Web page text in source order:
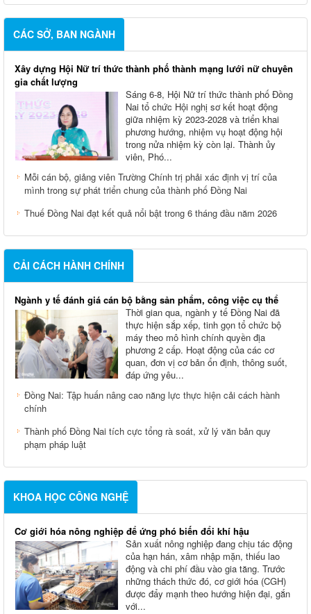
CÁC SỞ, BAN NGÀNH
Xây dựng Hội Nữ trí thức thành phố thành mạng lưới nữ chuyên
gia chất lượng
Sáng 6-8, Hội Nữ trí thức thành phố Đồng
Nai tổ chức Hội nghị sơ kết hoạt động
giữa nhiệm kỳ 2023-2028 và triển khai
phương hướng, nhiệm vụ hoạt động hội
trong nửa nhiệm kỳ còn lại. Thành ủy
viên, Phó...
Mỗi cán bộ, giảng viên Trường Chính trị phải xác định vị trí của
mình trong sự phát triển chung của thành phố Đồng Nai
Thuế Đồng Nai đạt kết quả nổi bật trong 6 tháng đầu năm 2026
CẢI CÁCH HÀNH CHÍNH
Ngành y tế đánh giá cán bộ bằng sản phẩm, công việc cụ thể
Thời gian qua, ngành y tế Đồng Nai đã
thực hiện sắp xếp, tinh gọn tổ chức bộ
máy theo mô hình chính quyền địa
phương 2 cấp. Hoạt động của các cơ
quan, đơn vị cơ bản ổn định, thông suốt,
đáp ứng yêu...
Đồng Nai: Tập huấn nâng cao năng lực thực hiện cải cách hành
chính
Thành phố Đồng Nai tích cực tổng rà soát, xử lý văn bản quy
phạm pháp luật
KHOA HỌC CÔNG NGHỆ
Cơ giới hóa nông nghiệp để ứng phó biến đổi khí hậu
Sản xuất nông nghiệp đang chịu tác động
của hạn hán, xâm nhập mặn, thiếu lao
động và chi phí đầu vào gia tăng. Trước
những thách thức đó, cơ giới hóa (CGH)
được đẩy mạnh theo hướng hiện đại, gắn
với...